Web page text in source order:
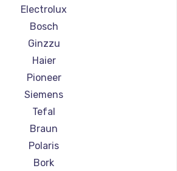
испарителя
1020 руб.
Заказать
мотор-компрессора
Заказать
термостата
парогенераторов Beko
парогенераторов Vivitek
RED solution
Electrolux
Bosch
Ginzzu
Haier
Pioneer
Siemens
Tefal
Braun
Polaris
Bork